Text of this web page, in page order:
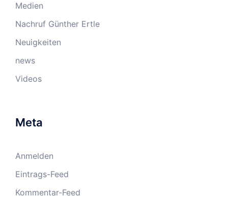
Medien
Nachruf Günther Ertle
Neuigkeiten
news
Videos
Meta
Anmelden
Eintrags-Feed
Kommentar-Feed